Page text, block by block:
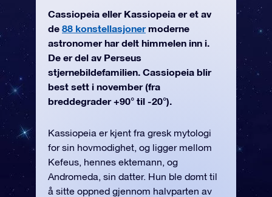
Cassiopeia eller Kassiopeia er et av
de 88 konstellasjonermoderne
astronomer har delt himmelen inn i.
De er del av Perseus
stjernebildefamilien. Cassiopeia blir
best sett i november (fra
breddegrader +90° til -20°).
Kassiopeia er kjent fra gresk mytologi
for sin hovmodighet, og ligger mellom
Kefeus, hennes ektemann, og
Andromeda, sin datter. Hun ble dømt til
å sitte oppned gjennom halvparten av